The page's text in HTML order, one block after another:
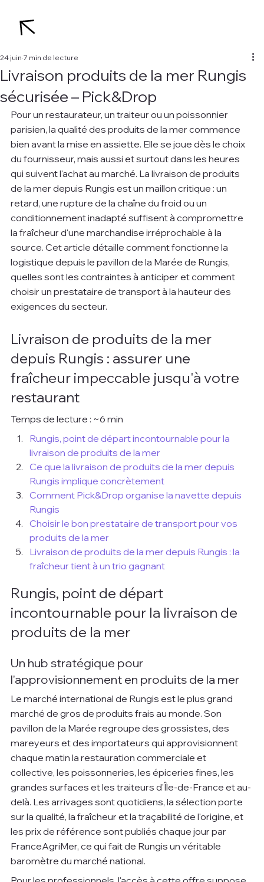
Livraison produits de la mer Rungis
sécurisée – Pick&Drop
24 juin 7 min de lecture
Pour un restaurateur, un traiteur ou un poissonnier
parisien, la qualité des produits de la mer commence
bien avant la mise en assiette. Elle se joue dès le choix
du fournisseur, mais aussi et surtout dans les heures
qui suivent l'achat au marché. La livraison de produits
de la mer depuis Rungis est un maillon critique : un
retard, une rupture de la chaîne du froid ou un
conditionnement inadapté suffisent à compromettre
la fraîcheur d'une marchandise irréprochable à la
source. Cet article détaille comment fonctionne la
logistique depuis le pavillon de la Marée de Rungis,
quelles sont les contraintes à anticiper et comment
choisir un prestataire de transport à la hauteur des
exigences du secteur.
Livraison de produits de la mer
depuis Rungis : assurer une
fraîcheur impeccable jusqu'à votre
restaurant
Temps de lecture : ~6 min
Rungis, point de départ incontournable pour la
livraison de produits de la mer
Ce que la livraison de produits de la mer depuis
Rungis implique concrètement
Comment Pick&Drop organise la navette depuis
Rungis
Choisir le bon prestataire de transport pour vos
produits de la mer
Livraison de produits de la mer depuis Rungis : la
fraîcheur tient à un trio gagnant
Rungis, point de départ
incontournable pour la livraison de
produits de la mer
Un hub stratégique pour
l'approvisionnement en produits de la mer
Le marché international de Rungis est le plus grand
marché de gros de produits frais au monde. Son
pavillon de la Marée regroupe des grossistes, des
mareyeurs et des importateurs qui approvisionnent
chaque matin la restauration commerciale et
collective, les poissonneries, les épiceries fines, les
grandes surfaces et les traiteurs d'Île-de-France et au-
delà. Les arrivages sont quotidiens, la sélection porte
sur la qualité, la fraîcheur et la traçabilité de l'origine, et
les prix de référence sont publiés chaque jour par
FranceAgriMer, ce qui fait de Rungis un véritable
baromètre du marché national.